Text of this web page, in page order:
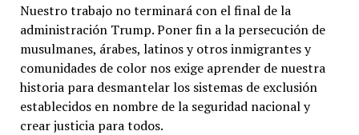
Nuestro trabajo no terminará con el final de la
administración Trump. Poner fin a la persecución de
musulmanes, árabes, latinos y otros inmigrantes y
comunidades de color nos exige aprender de nuestra
historia para desmantelar los sistemas de exclusión
establecidos en nombre de la seguridad nacional y
crear justicia para todos.